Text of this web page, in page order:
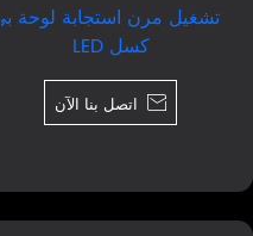
تشغيل مرن استجابة لوحة بي
كسل LED
 اتصل بنا الآن